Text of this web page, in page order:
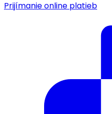
Prijímanie online platieb